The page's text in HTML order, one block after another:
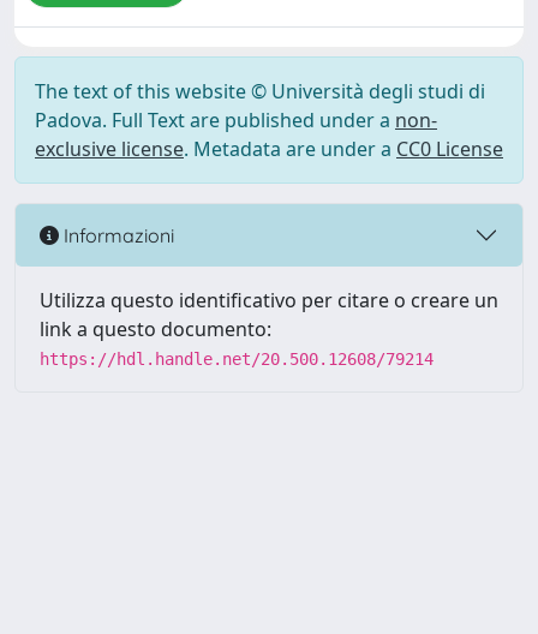
The text of this website © Università degli studi di
Padova. Full Text are published under a non-
exclusive license. Metadata are under a CC0 License
Informazioni
Utilizza questo identificativo per citare o creare un
link a questo documento:
https://hdl.handle.net/20.500.12608/79214